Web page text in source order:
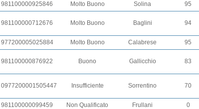
981100000925846 Molto Buono Solina 95
981100000712676 Molto Buono Baglini 94
977200005025884 Molto Buono Calabrese 95
981100000876922 Buono Gallicchio 83
0977200001505447 Insufficiente Sorrentino 70
981100000099459 Non Qualificato Frullani 0